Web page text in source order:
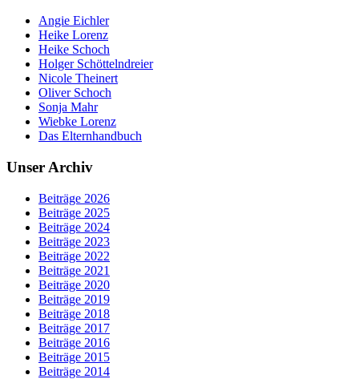
Angie Eichler
Heike Lorenz
Heike Schoch
Holger Schöttelndreier
Nicole Theinert
Oliver Schoch
Sonja Mahr
Wiebke Lorenz
Das Elternhandbuch
Unser Archiv
Beiträge 2026
Beiträge 2025
Beiträge 2024
Beiträge 2023
Beiträge 2022
Beiträge 2021
Beiträge 2020
Beiträge 2019
Beiträge 2018
Beiträge 2017
Beiträge 2016
Beiträge 2015
Beiträge 2014